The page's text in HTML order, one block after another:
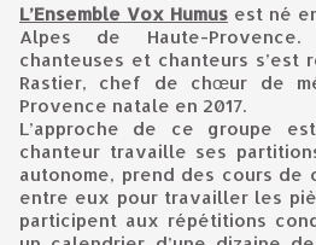
L’Ensemble Vox Humus est né
Alpes de Haute-
chanteuses et chanteurs s’est
Rastier, chef de chœur de
Provence natale en 2017.
L’approche de ce groupe
chanteur travaille ses
autonome, prend des cours de
entre eux pour travailler les
participent aux répétitions